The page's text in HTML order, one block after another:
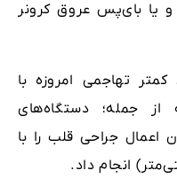
یا بای‌پس عروق کرونر
تهاجمی امروزه با
از جمله؛ دستگاه‌های
اعمال جراحی قلب را با